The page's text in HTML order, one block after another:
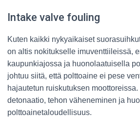
Intake valve fouling
Kuten kaikki nykyaikaiset
on altis nokitukselle imuventtiileissä,
kaupunkiajossa ja huonolaatuisella
johtuu siitä, että polttoaine ei pese
hajautetun ruiskutuksen
detonaatio, tehon väheneminen ja
polttoainetaloudellisuus.